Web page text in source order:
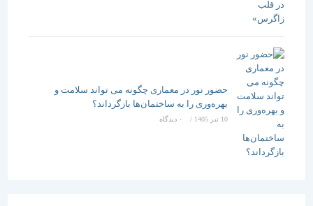
حضور نور در معماری چگونه می تواند سلامت و
بهره‌وری را به ساختمان‌ها بازگرداند؟
/ ۰ دیدگاه